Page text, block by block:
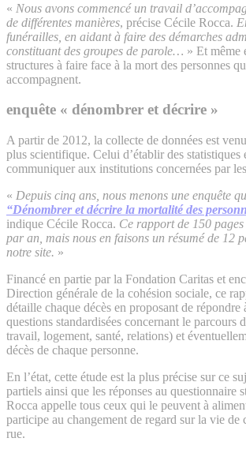
« Nous avons commencé un travail
de différentes manières, précise Cécile Rocca.
funérailles, en aidant à faire des démarches
constituant des groupes de parole… » Et même
structures à faire face à la mort des personnes
accompagnent.
enquête « dénombrer et décrire »
A partir de 2012, la collecte de données est
plus scientifique. Celui d’établir des statistiques
communiquer aux institutions concernées par
« Depuis cinq ans, nous menons une enquête
“Dénombrer et décrire la mortalité des
indique Cécile Rocca. Ce rapport de 150
par an, mais nous en faisons un résumé de 12
notre site. »
Financé en partie par la Fondation Caritas et
Direction générale de la cohésion sociale, ce
détaille chaque décès en proposant de répondre
questions standardisées concernant le parcours
travail, logement, santé, relations) et
décès de chaque personne.
En l’état, cette étude est la plus précise sur ce
partiels ainsi que les réponses au questionnaire
Rocca appelle tous ceux qui le peuvent à
participe au changement de regard sur la vie de
rue.